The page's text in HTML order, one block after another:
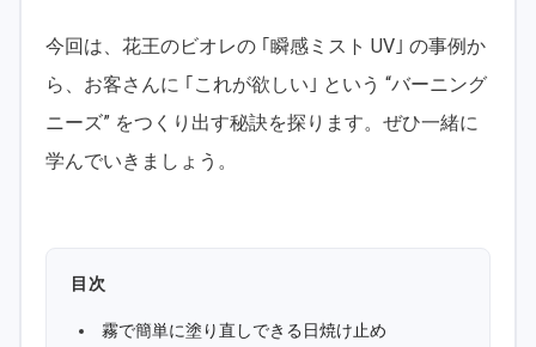
今回は、花王のビオレの ｢瞬感ミスト UV｣ の事例か
ら、お客さんに ｢これが欲しい｣ という “バーニング
ニーズ” をつくり出す秘訣を探ります。ぜひ一緒に
学んでいきましょう。
目次
霧で簡単に塗り直しできる日焼け止め